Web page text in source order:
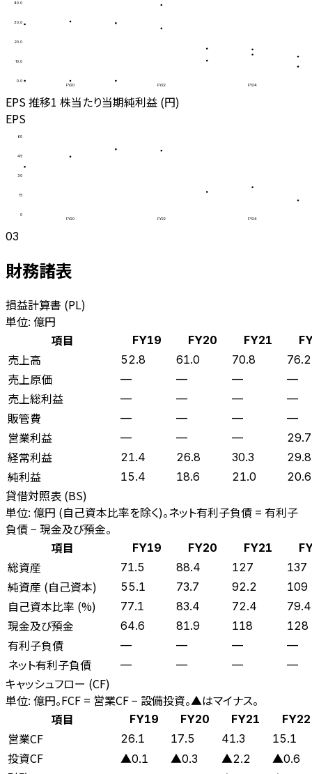
0.0
10.0
20.0
30.0
40.0
FY20 FY22 FY24
EPS 推移1 株当たり当期純利益 (円)
EPS
0
15
30
45
60
FY20 FY22 FY24
03
財務諸表
損益計算書 (PL)
単位: 億円
項目
FY19 FY20 FY21
売上高 52.8 61.0 70.8 76.2
売上原価 — — — —
売上総利益 — — — —
販管費 — — — —
営業利益 — — — 29.7
経常利益 21.4 26.8 30.3 29.8
純利益 15.4 18.6 21.0 20.6
貸借対照表 (BS)
単位: 億円 (自己資本比率を除く)。ネット有利子負債 = 有利子
負債 − 現金及び預金。
項目
FY19 FY20 FY21
総資産 71.5 88.4 127 137
純資産 (自己資本) 55.1 73.7 92.2 109
自己資本比率 (%) 77.1 83.4 72.4 79.4
現金及び預金 64.6 81.9 118 128
有利子負債 — — — —
ネット有利子負債 — — — —
キャッシュフロー (CF)
単位: 億円。FCF = 営業CF − 設備投資。▲はマイナス。
項目
FY19 FY20 FY21 FY22
営業CF 26.1 17.5 41.3 15.1
投資CF ▲0.1 ▲0.3 ▲2.2 ▲0.6